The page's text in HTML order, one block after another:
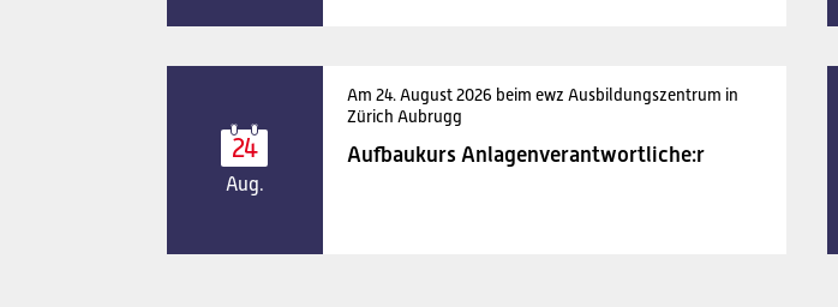
24
Aug.
Am 24. August 2026 beim ewz Ausbildungszentrum in
Zürich Aubrugg
Aufbaukurs Anlagenverantwortliche:r